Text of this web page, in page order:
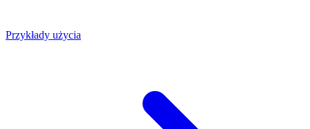
Przykłady użycia